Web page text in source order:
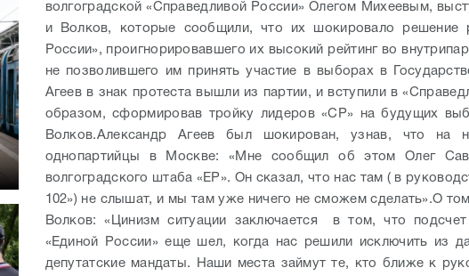
волгоградской «Справедливой России» Олегом Михеевым,
и Волков, которые сообщили, что их шокировало решение
России», проигнорировавшего их высокий рейтинг во
не позволившего им принять участие в выборах в
Агеев в знак протеста вышли из партии, и вступили в
образом, сформировав тройку лидеров «СР» на будущих
Волков.Александр Агеев был шокирован, узнав, что на
однопартийцы в Москве: «Мне сообщил об этом Олег
волгоградского штаба «ЕР». Он сказал, что нас там ( в
102») не слышат, и мы там уже ничего не сможем сделать».О
Волков: «Цинизм ситуации заключается в том, что
«Единой России» еще шел, когда нас решили исключить из
депутатские мандаты. Наши места займут те, кто ближе к